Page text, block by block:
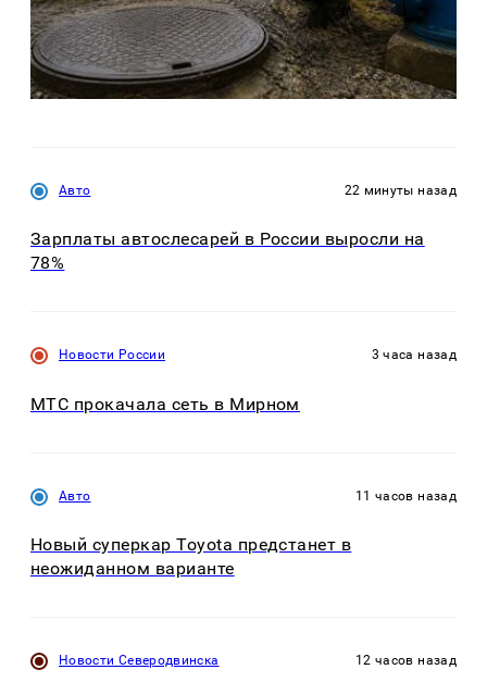
Авто 22 минуты назад
Зарплаты автослесарей в России выросли на
78%
Новости России 3 часа назад
МТС прокачала сеть в Мирном
Авто 11 часов назад
Новый суперкар Toyota предстанет в
неожиданном варианте
Новости Северодвинска 12 часов назад